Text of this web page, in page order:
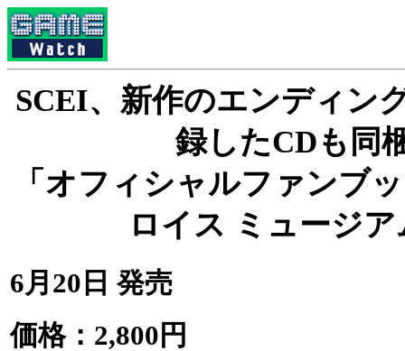
SCEI、新作のエンディン
録したCDも同
「オフィシャルファンブ
ロイス ミュージア
6月20日 発売
価格：2,800円